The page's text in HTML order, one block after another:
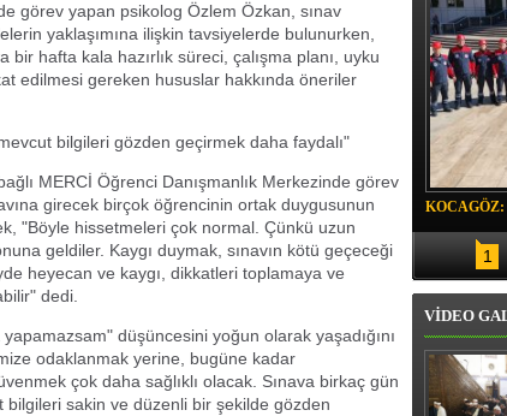
görev yapan psikolog Özlem Özkan, sınav
yaklaşımına ilişkin tavsiyelerde bulunurken,
hafta kala hazırlık süreci, çalışma planı, uyku
edilmesi gereken hususlar hakkında öneriler
bilgileri gözden geçirmek daha faydalı"
MERCİ Öğrenci Danışmanlık Merkezinde görev
girecek birçok öğrencinin ortak duygusunun
"Böyle hissetmeleri çok normal. Çünkü uzun
geldiler. Kaygı duymak, sınavın kötü geçeceği
heyecan ve kaygı, dikkatleri toplamaya ve
dedi.
düşüncesini yoğun olarak yaşadığını
odaklanmak yerine, bugüne kadar
çok daha sağlıklı olacak. Sınava birkaç gün
sakin ve düzenli bir şekilde gözden
1
VİDEO